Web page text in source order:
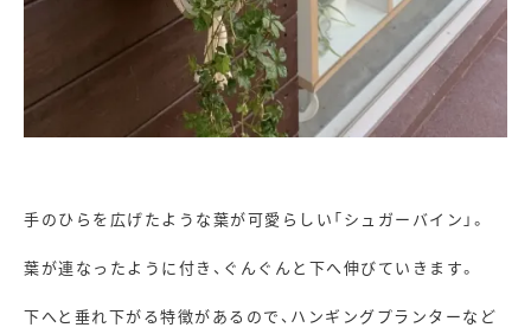
手のひらを広げたような葉が可愛らしい「シュガーバイン」。
葉が連なったように付き、ぐんぐんと下へ伸びていきます。
下へと垂れ下がる特徴があるので、ハンギングプランターなど